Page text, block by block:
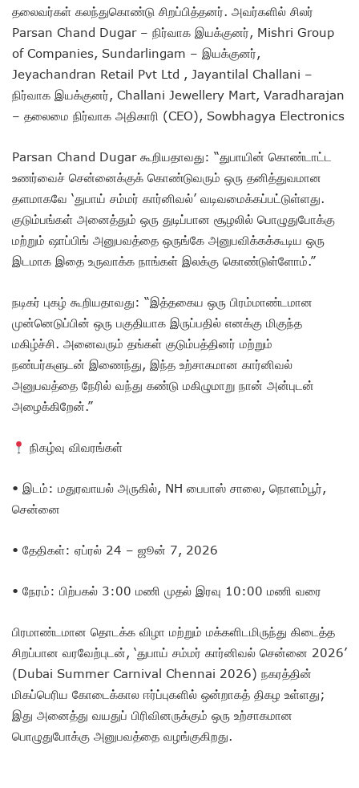
தலைவர்கள் கலந்துகொண்டு சிறப்பித்தனர். அவர்களில் சிலர்
Parsan Chand Dugar – நிர்வாக இயக்குனர், Mishri Group
of Companies, Sundarlingam – இயக்குனர்,
Jeyachandran Retail Pvt Ltd , Jayantilal Challani –
நிர்வாக இயக்குனர், Challani Jewellery Mart, Varadharajan
– தலைமை நிர்வாக அதிகாரி (CEO), Sowbhagya Electronics
Parsan Chand Dugar கூறியதாவது: “துபாயின் கொண்டாட்ட
உணர்வைச் சென்னைக்குக் கொண்டுவரும் ஒரு தனித்துவமான
தளமாகவே ‘துபாய் சம்மர் கார்னிவல்’ வடிவமைக்கப்பட்டுள்ளது.
குடும்பங்கள் அனைத்தும் ஒரு துடிப்பான சூழலில் பொழுதுபோக்கு
மற்றும் ஷாப்பிங் அனுபவத்தை ஒருங்கே அனுபவிக்கக்கூடிய ஒரு
இடமாக இதை உருவாக்க நாங்கள் இலக்கு கொண்டுள்ளோம்.”
நடிகர் புகழ் கூறியதாவது: “இத்தகைய ஒரு பிரம்மாண்டமான
முன்னெடுப்பின் ஒரு பகுதியாக இருப்பதில் எனக்கு மிகுந்த
மகிழ்ச்சி. அனைவரும் தங்கள் குடும்பத்தினர் மற்றும்
நண்பர்களுடன் இணைந்து, இந்த உற்சாகமான கார்னிவல்
அனுபவத்தை நேரில் வந்து கண்டு மகிழுமாறு நான் அன்புடன்
அழைக்கிறேன்.”
நிகழ்வு விவரங்கள்
• இடம்: மதுரவாயல் அருகில், NH பைபாஸ் சாலை, நொளம்பூர்,
சென்னை
• தேதிகள்: ஏப்ரல் 24 – ஜூன் 7, 2026
• நேரம்: பிற்பகல் 3:00 மணி முதல் இரவு 10:00 மணி வரை
பிரமாண்டமான தொடக்க விழா மற்றும் மக்களிடமிருந்து கிடைத்த
சிறப்பான வரவேற்புடன், ‘துபாய் சம்மர் கார்னிவல் சென்னை 2026’
(Dubai Summer Carnival Chennai 2026) நகரத்தின்
மிகப்பெரிய கோடைக்கால ஈர்ப்புகளில் ஒன்றாகத் திகழ உள்ளது;
இது அனைத்து வயதுப் பிரிவினருக்கும் ஒரு உற்சாகமான
பொழுதுபோக்கு அனுபவத்தை வழங்குகிறது.